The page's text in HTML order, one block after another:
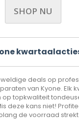
SHOP NU
deals op
van Kyone. Elk
topkwaliteit
deze kans niet!
de voorraad